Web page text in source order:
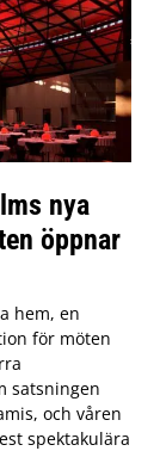
nya
öppnar
hem, en
för möten
satsningen
och våren
spektakulära